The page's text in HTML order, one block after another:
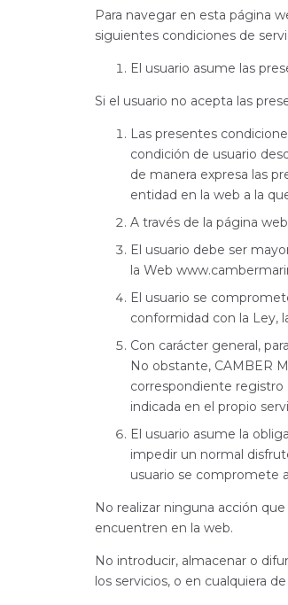
Para navegar en esta página
siguientes condiciones de
El usuario asume las
Si el usuario no acepta las
Las presentes
condición de usuario
de manera expresa las
entidad en la web a la
A través de la página
El usuario debe ser
la Web
El usuario se
conformidad con la Ley,
Con carácter general,
No obstante, CAMBER
correspondiente registro
indicada en el propio
El usuario asume la
impedir un normal
usuario se compromete
No realizar ninguna acción
encuentren en la web.
No introducir, almacenar o
los servicios, o en cualquiera